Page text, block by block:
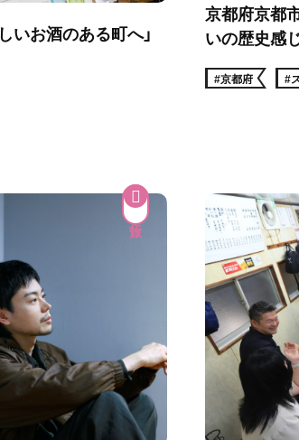
いお酒のある町へ」
京都府京都
いの歴史感
#京都府 #